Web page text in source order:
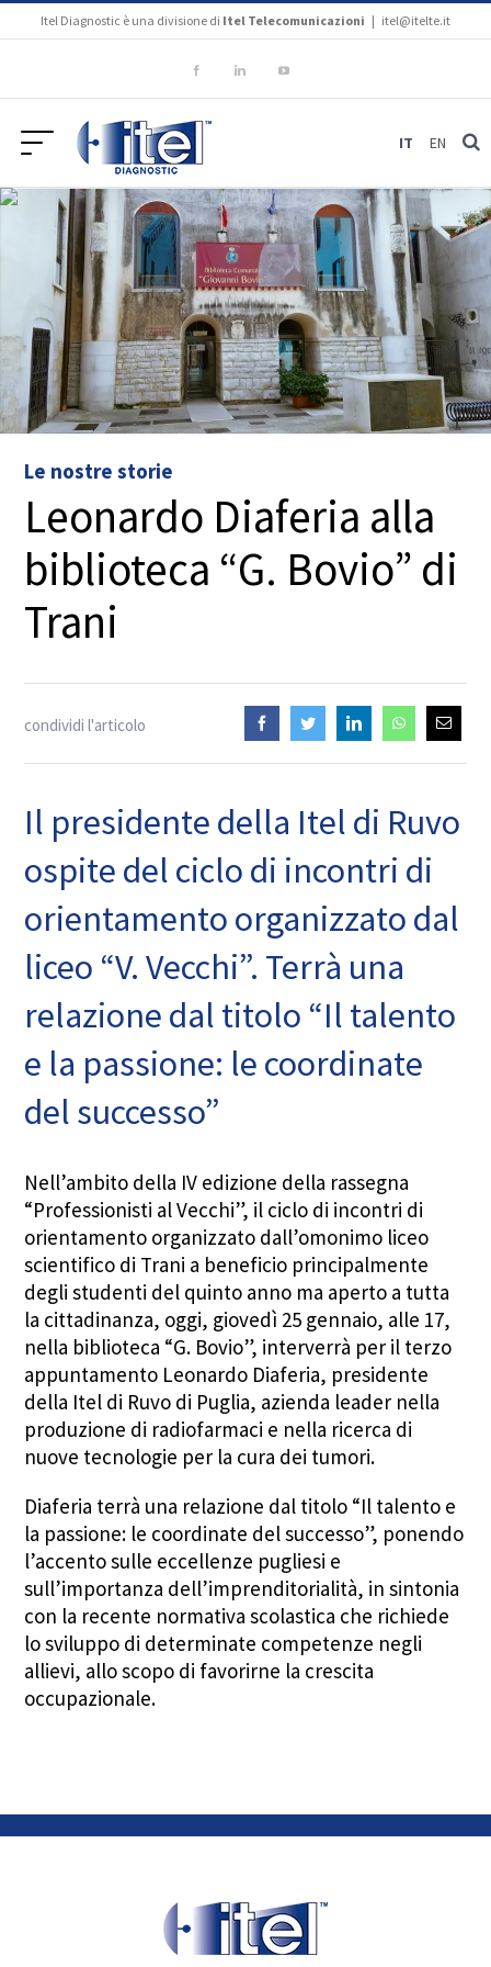
Salta
contenuto
Itel Diagnostic è una divisione di Itel Telecomunicazioni | itel@itelte.it
IT EN
Le nostre storie
Leonardo Diaferia alla
biblioteca “G. Bovio” di
Trani
condividi l'articolo
Il presidente della Itel di Ruvo
ospite del ciclo di incontri di
orientamento organizzato dal
liceo “V. Vecchi”. Terrà una
relazione dal titolo “Il talento
e la passione: le coordinate
del successo”​​​
Nell’ambito della IV edizione della rassegna
“Professionisti al Vecchi”, il ciclo di incontri di
orientamento organizzato dall’omonimo liceo
scientifico di Trani a beneficio principalmente
degli studenti del quinto anno ma aperto a tutta
la cittadinanza, oggi, giovedì 25 gennaio, alle 17,
nella biblioteca “G. Bovio”, interverrà per il terzo
appuntamento Leonardo Diaferia, presidente
della Itel di Ruvo di Puglia, azienda leader nella
produzione di radiofarmaci e nella ricerca di
nuove tecnologie per la cura dei tumori.
Diaferia terrà una relazione dal titolo “Il talento e
la passione: le coordinate del successo”, ponendo
l’accento sulle eccellenze pugliesi e
sull’importanza dell’imprenditorialità, in sintonia
con la recente normativa scolastica che richiede
lo sviluppo di determinate competenze negli
allievi, allo scopo di favorirne la crescita
occupazionale.